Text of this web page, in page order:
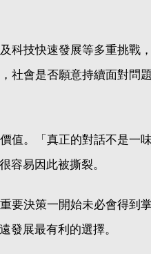
科技快速發展等多重挑戰
社會是否願意持續面對問
值。「真正的對話不是一
易因此被撕裂。
要決策一開始未必會得到
展最有利的選擇。